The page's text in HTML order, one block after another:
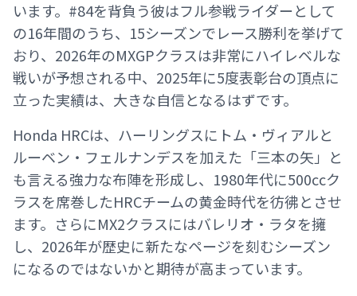
います。#84を背負う彼はフル参戦ライダーとして
の16年間のうち、15シーズンでレース勝利を挙げて
おり、2026年のMXGPクラスは非常にハイレベルな
戦いが予想される中、2025年に5度表彰台の頂点に
立った実績は、大きな自信となるはずです。
Honda HRCは、ハーリングスにトム・ヴィアルと
ルーベン・フェルナンデスを加えた「三本の矢」と
も言える強力な布陣を形成し、1980年代に500ccク
ラスを席巻したHRCチームの黄金時代を彷彿とさせ
ます。さらにMX2クラスにはバレリオ・ラタを擁
し、2026年が歴史に新たなページを刻むシーズン
になるのではないかと期待が高まっています。